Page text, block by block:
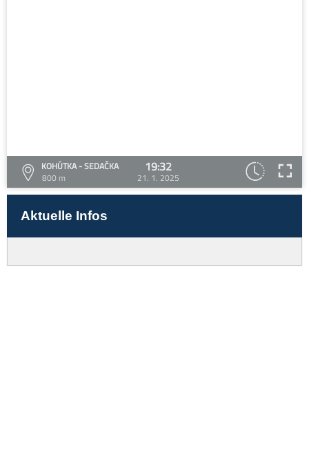
KOHÚTKA - SEDAČKA
800 m
19:32
21. 1. 2025
Aktuelle Infos